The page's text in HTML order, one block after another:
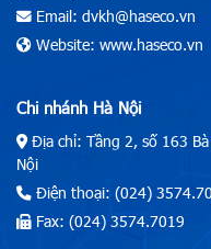
Email: dvkh@haseco.vn
Website: www.haseco.vn
Chi nhánh Hà Nội
Địa chỉ: Tầng 2, số 163 Bà
Nội
Điện thoại: (024)
Fax: (024) 3574.7019